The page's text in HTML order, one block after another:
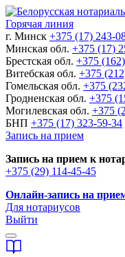
Горячая линия
г. Минск +375 (17) 243-
Минская обл. +375 (17)
Брестская обл. +375
Витебская обл. +375
Гомельская обл. +375
Гродненская обл. +375
Могилевская обл. +375
БНП +375 (17) 323-59-34
Запись на прием
Запись на прием к
+375 (29) 114-45-45
Онлайн-запись на
Для нотариусов
Выйти